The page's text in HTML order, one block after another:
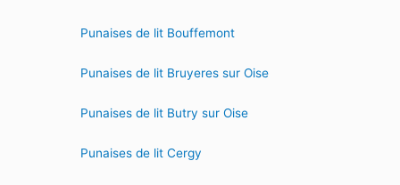
Punaises de lit Bouffemont
Punaises de lit Bruyeres sur Oise
Punaises de lit Butry sur Oise
Punaises de lit Cergy